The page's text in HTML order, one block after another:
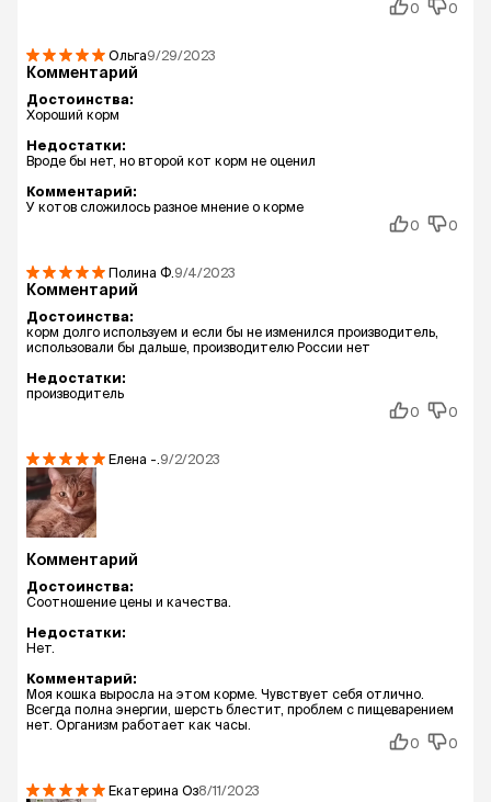
0
0
Ольга9/29/2023
Комментарий
Достоинства:
Хороший корм
Недостатки:
Вроде бы нет, но второй кот корм не оценил
Комментарий:
У котов сложилось разное мнение о корме
0
0
Полина Ф. 9/4/2023
Комментарий
Достоинства:
корм долго используем и если бы не изменился производитель,
использовали бы дальше, производителю России нет
Недостатки:
производитель
0
0
Елена -. 9/2/2023
Комментарий
Достоинства:
Соотношение цены и качества.
Недостатки:
Нет.
Комментарий:
Моя кошка выросла на этом корме. Чувствует себя отлично.
Всегда полна энергии, шерсть блестит, проблем с пищеварением
нет. Организм работает как часы.
0
0
Екатерина Оз8/11/2023